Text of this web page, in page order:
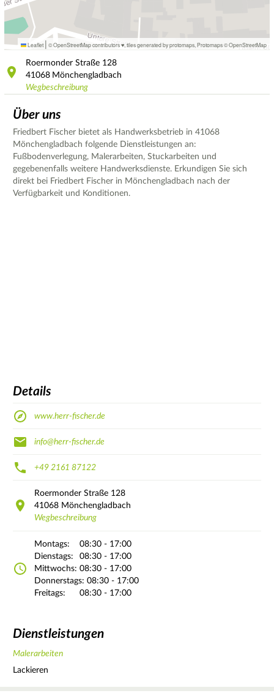
Leaflet | © OpenStreetMap contributors ♥, tiles generated by protomaps Protomaps©OpenStreetMap
Roermonder Straße 128
41068 Mönchengladbach
Wegbeschreibung
Über uns
Friedbert Fischer bietet als Handwerksbetrieb in 41068
Mönchengladbach folgende Dienstleistungen an:
Fußbodenverlegung, Malerarbeiten, Stuckarbeiten und
gegebenenfalls weitere Handwerksdienste. Erkundigen Sie sich
direkt bei Friedbert Fischer in Mönchengladbach nach der
Verfügbarkeit und Konditionen.
Details
www.herr-fischer.de
info@herr-fischer.de
+49 2161 87122
Roermonder Straße 128
41068 Mönchengladbach
Wegbeschreibung
Montags:
08:30 - 17:00
Dienstags:
08:30 - 17:00
Mittwochs: 08:30 - 17:00
Donnerstags: 08:30 - 17:00
Freitags:
08:30 - 17:00
Dienstleistungen
Malerarbeiten
Lackieren